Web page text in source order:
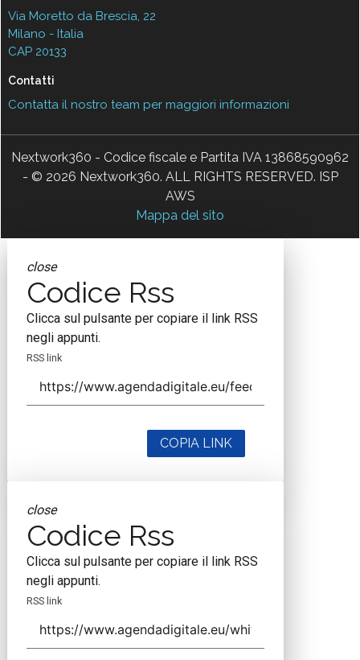
Via Moretto da Brescia, 22
Milano - Italia
CAP 20133
Contatti
Contatta il nostro team per maggiori informazioni
Nextwork360 - Codice fiscale e Partita IVA 13868590962
- © 2026 Nextwork360. ALL RIGHTS RESERVED. ISP
AWS
Mappa del sito
close
Codice Rss
Clicca sul pulsante per copiare il link RSS
negli appunti.
RSS link
COPIA LINK
close
Codice Rss
Clicca sul pulsante per copiare il link RSS
negli appunti.
RSS link